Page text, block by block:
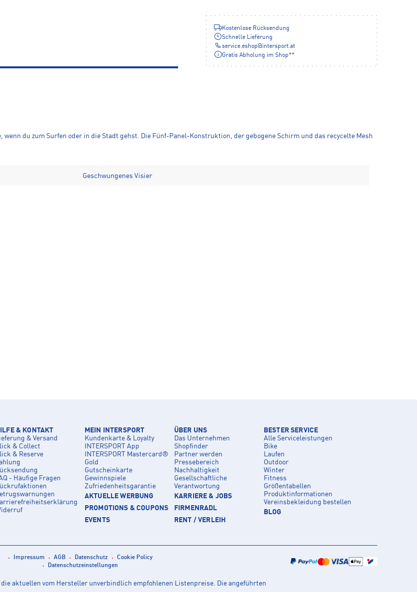
Kostenlose Rücksendung
Schnelle Lieferung
service.eshop@intersport.at
Gratis Abholung im Shop**
wenn du zum Surfen oder in die Stadt gehst. Die Fünf-Panel-Konstruktion, der gebogene Schirm und das recycelte Mesh
Geschwungenes Visier
& KONTAKT
& Versand
& Collect
& Reserve
- Häufige Fragen
MEIN INTERSPORT
Kundenkarte & Loyalty
INTERSPORT App
INTERSPORT Mastercard®
Gold
Gutscheinkarte
Gewinnspiele
Zufriedenheitsgarantie
AKTUELLE WERBUNG
PROMOTIONS & COUPONS
EVENTS
ÜBER UNS
Das Unternehmen
Shopfinder
Partner werden
Pressebereich
Nachhaltigkeit
Gesellschaftliche
Verantwortung
KARRIERE & JOBS
FIRMENRADL
RENT / VERLEIH
BESTER SERVICE
Alle Serviceleistungen
Bike
Laufen
Outdoor
Winter
Fitness
Größentabellen
Produktinformationen
Vereinsbekleidung bestellen
BLOG
Impressum AGB Datenschutz
Cookie Policy
Datenschutzeinstellungen
aktuellen vom Hersteller unverbindlich empfohlenen Listenpreise. Die angeführten